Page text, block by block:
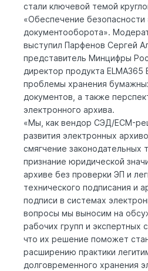
стали ключевой темой
«Обеспечение безопасности
документооборота».
выступил Парфенов Сергей
представитель Минцифры
директор продукта ELMA365
проблемы хранения
документов, а также
электронного архива.
«Мы, как вендор СЭД/ECM-
развития электронных
смягчение законодательных
признание юридической
архиве без проверки ЭП и
технического подписания и
подписи в системах
вопросы мы выносим на
рабочих групп и экспертных
что их решение поможет
расширению практики
долговременного хранения